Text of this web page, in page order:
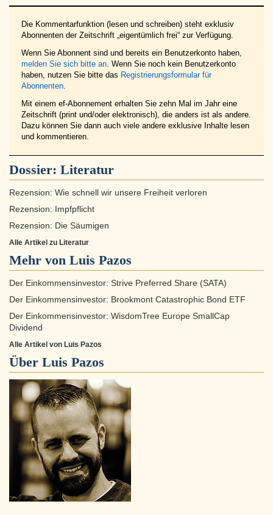
Die Kommentarfunktion (lesen und schreiben) steht exklusiv
Abonnenten der Zeitschrift „eigentümlich frei“ zur Verfügung.
Wenn Sie Abonnent sind und bereits ein Benutzerkonto haben,
melden Sie sich bitte an. Wenn Sie noch kein Benutzerkonto
haben, nutzen Sie bitte das Registrierungsformular für
Abonnenten.
Mit einem ef-Abonnement erhalten Sie zehn Mal im Jahr eine
Zeitschrift (print und/oder elektronisch), die anders ist als andere.
Dazu können Sie dann auch viele andere exklusive Inhalte lesen
und kommentieren.
Dossier: Literatur
Rezension: Wie schnell wir unsere Freiheit verloren
Rezension: Impfpflicht
Rezension: Die Säumigen
Alle Artikel zu Literatur
Mehr von Luis Pazos
Der Einkommensinvestor: Strive Preferred Share (SATA)
Der Einkommensinvestor: Brookmont Catastrophic Bond ETF
Der Einkommensinvestor: WisdomTree Europe SmallCap
Dividend
Alle Artikel von Luis Pazos
Über Luis Pazos